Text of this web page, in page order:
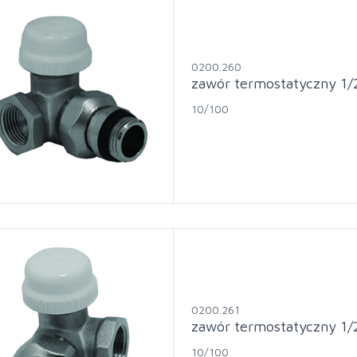
0200.260
zawór termostatyczny
10/100
0200.261
zawór termostatyczny
10/100